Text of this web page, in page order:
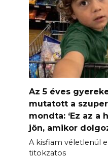
Az 5 éves
mutatott a
mondta: ‘Ez az a
jön, amikor
A kisfiam véletlenül
titokzatos